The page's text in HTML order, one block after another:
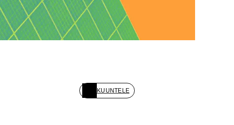
KUUNTELE